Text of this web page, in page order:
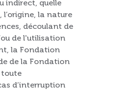
indirect, quelle
l’origine, la nature
découlant de
de l'utilisation
la Fondation
de la Fondation
toute
d’interruption